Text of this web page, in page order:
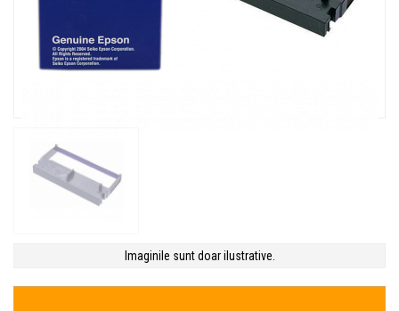
Imaginile sunt doar ilustrative.